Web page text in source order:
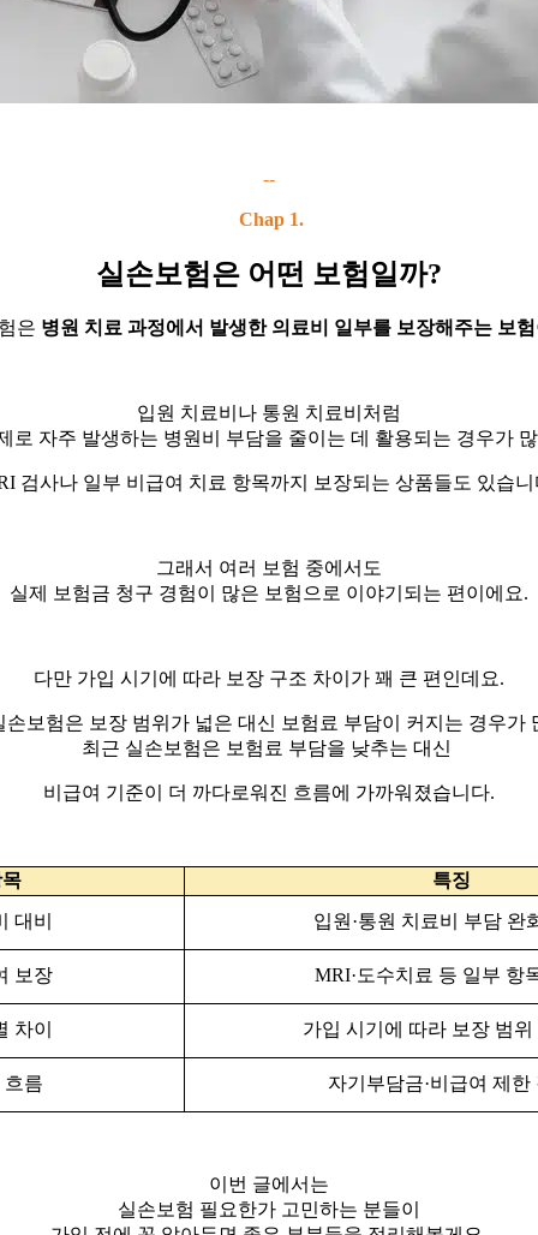
--
Chap 1.
실손보험은 어떤 보험일까?
은 병원 치료 과정에서 발생한 의료비 일부를 보장해주는 보험
입원 치료비나 통원 치료비처럼
로 자주 발생하는 병원비 부담을 줄이는 데 활용되는 경우가
검사나 일부 비급여 치료 항목까지 보장되는 상품들도 있습니
그래서 여러 보험 중에서도
실제 보험금 청구 경험이 많은 보험으로 이야기되는 편이에요.
다만 가입 시기에 따라 보장 구조 차이가 꽤 큰 편인데요.
손보험은 보장 범위가 넓은 대신 보험료 부담이 커지는 경우가
최근 실손보험은 보험료 부담을 낮추는 대신
비급여 기준이 더 까다로워진 흐름에 가까워졌습니다.
특징
대비
입원·통원 치료비 부담 완
보장 MRI·도수치료 등 일부 항
차이 가입 시기에 따라 보장 범위
흐름 자기부담금·비급여 제한
이번 글에서는
실손보험 필요한가 고민하는 분들이